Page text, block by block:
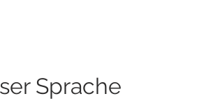
Sprache